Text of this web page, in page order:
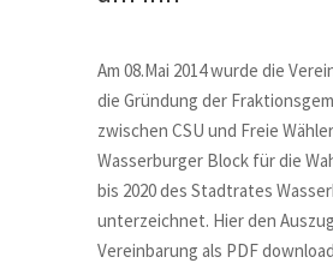
Am 08.Mai 2014 wurde die
die Gründung der
zwischen CSU und Freie Wähler
Wasserburger Block für die
bis 2020 des Stadtrates
unterzeichnet. Hier den
Vereinbarung als PDF